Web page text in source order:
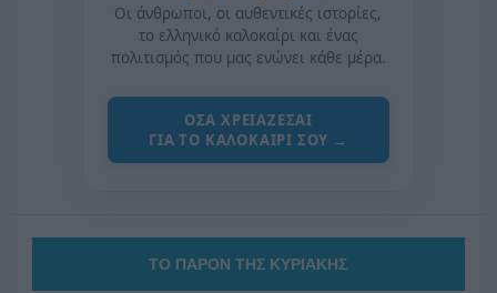
Οι άνθρωποι, οι αυθεντικές ιστορίες,
το ελληνικό καλοκαίρι και ένας
πολιτισμός που μας ενώνει κάθε μέρα.
ΟΣΑ ΧΡΕΙΑΖΕΣΑΙ
ΓΙΑ ΤΟ ΚΑΛΟΚΑΙΡΙ ΣΟΥ →
ΤΟ ΠΑΡΟΝ ΤΗΣ ΚΥΡΙΑΚΗΣ